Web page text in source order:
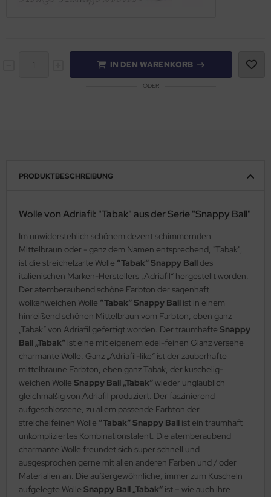
IN DEN WARENKORB
ODER
PRODUKTBESCHREIBUNG
Wolle von Adriafil: "Tabak" aus der Serie "Snappy Ball"
Im unwiderstehlich schönem dezent schimmernden
Mittelbraun oder - ganz dem Namen entsprechend, "Tabak",
ist die streichelzarte Wolle “Tabak“ Snappy Ball des
italienischen Marken-Herstellers „Adriafil“ hergestellt worden.
Der atemberaubend schöne Farbton der sagenhaft
wolkenweichen Wolle “Tabak“ Snappy Ball ist in einem
hinreißend schönen Mittelbraun vom Farbton, eben ganz
„Tabak“ von Adriafil gefertigt worden. Der traumhafte Snappy
Ball „Tabak“ ist eine mit eigenem edel-feinen Glanz versehe
charmante Wolle. Ganz „Adriafil-like“ ist der zauberhafte
mittelbraune Farbton, eben ganz Tabak, der kuschelig-
weichen Wolle Snappy Ball „Tabak“wieder unglaublich
gleichmäßig von Adriafil produziert. Der faszinierend
aufgeschlossene, zu allem passende Farbton der
streichelfeinen Wolle “Tabak“ Snappy Ball ist ein traumhaft
unkompliziertes Kombinationstalent. Die atemberaubend
charmante Wolle freundet sich super schnell und
ausgesprochen gerne mit allen anderen Farben und / oder
Materialien an. Die außergewöhnliche, immer zum Kuscheln
aufgelegte Wolle Snappy Ball „Tabak“ ist – wie auch ihre